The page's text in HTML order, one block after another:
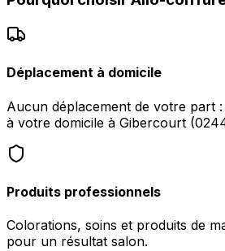
Déplacement à domicile
Aucun déplacement de votre part
à votre domicile à Gibercourt
Produits professionnels
Colorations, soins et produits de
pour un résultat salon.